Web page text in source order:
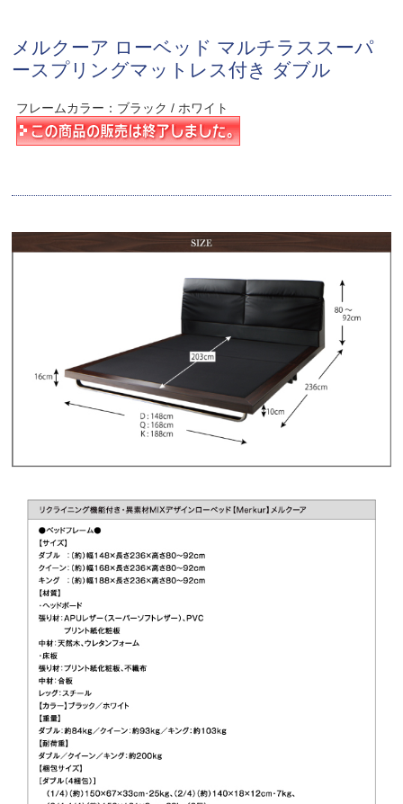
メルクーア ローベッド マルチラススーパ
ースプリングマットレス付き ダブル
フレームカラー：ブラック / ホワイト